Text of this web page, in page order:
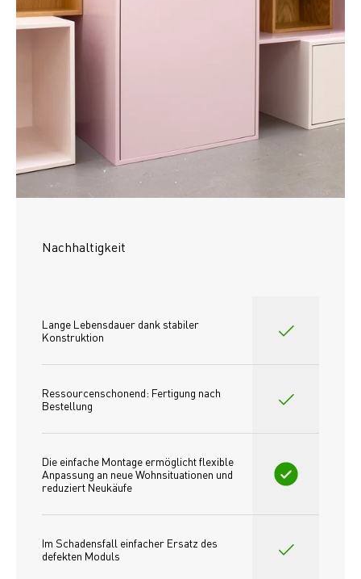
Nachhaltigkeit
Lange Lebensdauer dank stabiler
Konstruktion
Ressourcenschonend: Fertigung nach
Bestellung
Die einfache Montage ermöglicht flexible
Anpassung an neue Wohnsituationen und
reduziert Neukäufe
Im Schadensfall einfacher Ersatz des
defekten Moduls